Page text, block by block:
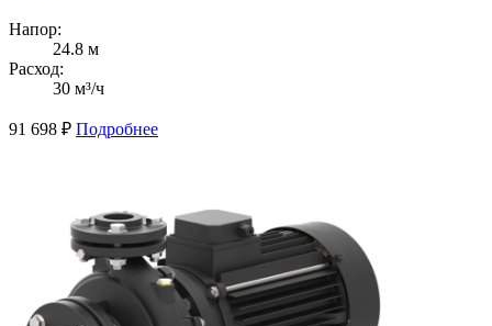
Напор:
24.8 м
Расход:
30 м³/ч
91 698 ₽ Подробнее